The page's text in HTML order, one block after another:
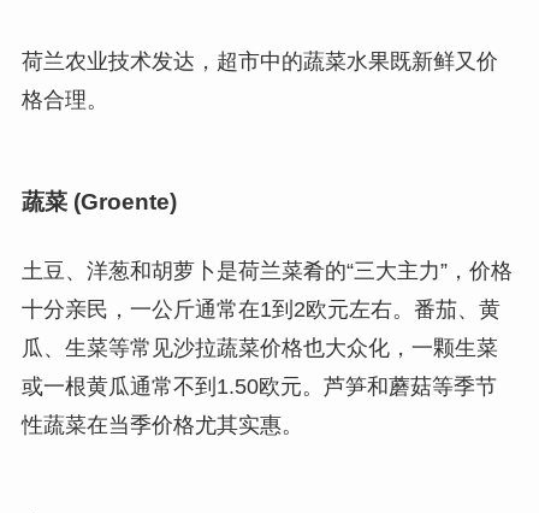
荷兰农业技术发达，超市中的蔬菜水果既新鲜又价
格合理。
蔬菜 (Groente)
土豆、洋葱和胡萝卜是荷兰菜肴的“三大主力”，价格
十分亲民，一公斤通常在1到2欧元左右。番茄、黄
瓜、生菜等常见沙拉蔬菜价格也大众化，一颗生菜
或一根黄瓜通常不到1.50欧元。芦笋和蘑菇等季节
性蔬菜在当季价格尤其实惠。